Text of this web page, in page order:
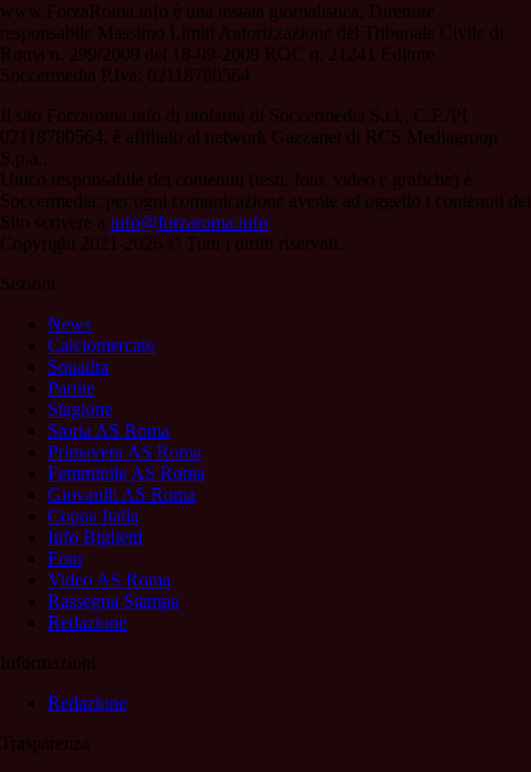
www.ForzaRoma.info è una testata giornalistica. Direttore
responsabile Massimo Limiti Autorizzazione del Tribunale Civile di
Roma n. 299/2009 del 18-09-2009 ROC n. 21241 Editore
Soccermedia P.Iva: 02118780564
Il sito Forzaroma.info di titolarità di Soccermedia S.r.l., C.F./PI
02118780564, è affiliato al network Gazzanet di RCS Mediagroup
S.p.a..
Unico responsabile dei contenuti (testi, foto, video e grafiche) è
Soccermedia; per ogni comunicazione avente ad oggetto i contenuti del
Sito scrivere a info@forzaroma.info
Copyright 2021-2026 © Tutti i diritti riservati.
Sezioni
News
Calciomercato
Squadra
Partite
Stagione
Storia AS Roma
Primavera AS Roma
Femminile AS Roma
Giovanili AS Roma
Coppa Italia
Info Biglietti
Foto
Video AS Roma
Rassegna Stampa
Redazione
Informazioni
Redazione
Trasparenza